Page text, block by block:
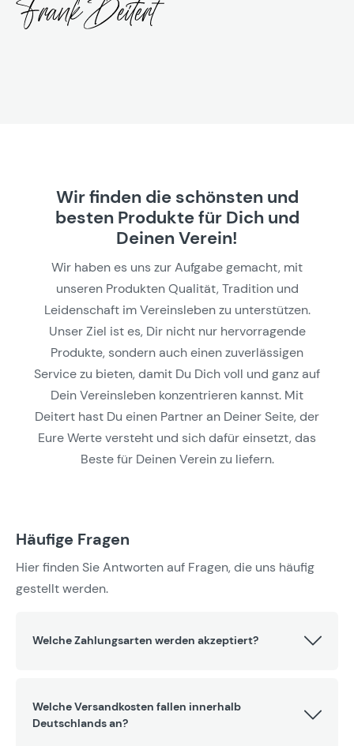
Wir finden die schönsten und
besten Produkte für Dich und
Deinen Verein!
Wir haben es uns zur Aufgabe gemacht, mit
unseren Produkten Qualität, Tradition und
Leidenschaft im Vereinsleben zu unterstützen.
Unser Ziel ist es, Dir nicht nur hervorragende
Produkte, sondern auch einen zuverlässigen
Service zu bieten, damit Du Dich voll und ganz auf
Dein Vereinsleben konzentrieren kannst. Mit
Deitert hast Du einen Partner an Deiner Seite, der
Eure Werte versteht und sich dafür einsetzt, das
Beste für Deinen Verein zu liefern.
Häufige Fragen
Hier finden Sie Antworten auf Fragen, die uns häufig
gestellt werden.
Welche Zahlungsarten werden akzeptiert?
Welche Versandkosten fallen innerhalb
Deutschlands an?